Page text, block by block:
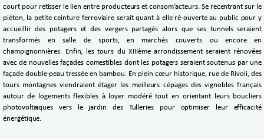
court pour retisser le lien entre producteurs et consom’acteurs. Se recentrant sur le
piéton, la petite ceinture ferroviaire serait quant à elle ré-ouverte au public pour y
accueillir des potagers et des vergers partagés alors que ses tunnels seraient
transformés en salle de sports, en marchés couverts ou encore en
champignonnières. Enfin, les tours du XIIIème arrondissement seraient rénovées
avec de nouvelles façades comestibles dont les potagers seraient soutenus par une
façade double-peau tressée en bambou. En plein cœur historique, rue de Rivoli, des
tours montagnes viendraient étager les meilleurs cépages des vignobles français
autour de logements flexibles à loyer modéré tout en orientant leurs boucliers
photovoltaïques vers le jardin des Tulleries pour optimiser leur efficacité
énergétique.